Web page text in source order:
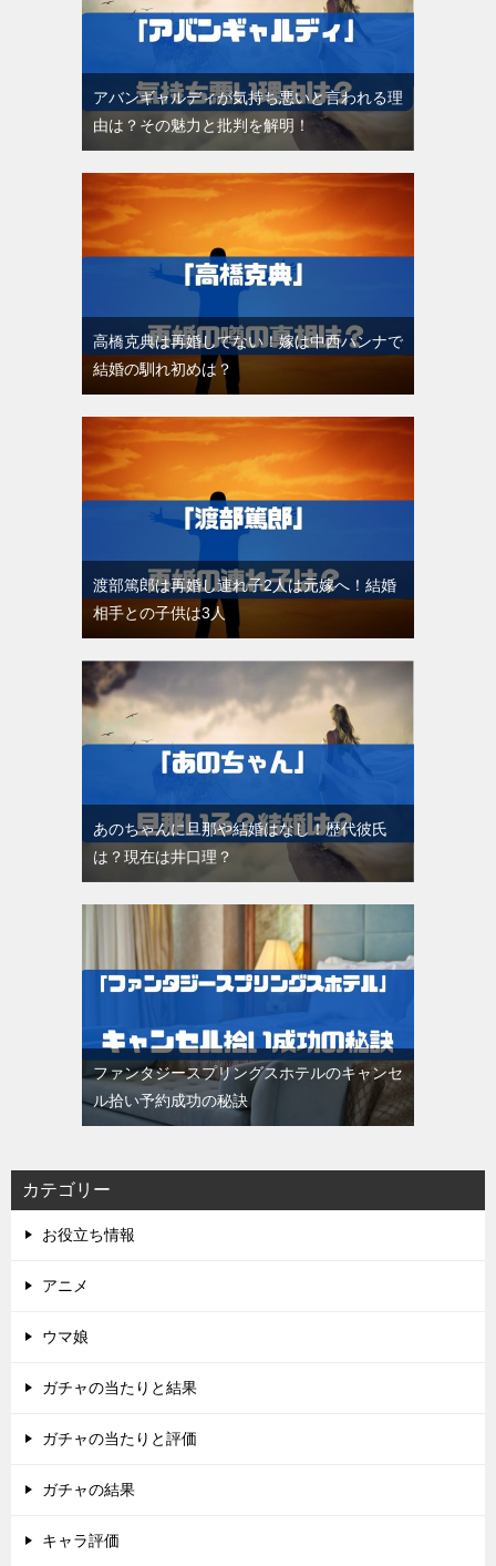
アバンギャルディが気持ち悪いと言われる理
由は？その魅力と批判を解明！
高橋克典は再婚してない！嫁は中西ハンナで
結婚の馴れ初めは？
渡部篤郎は再婚し連れ子2人は元嫁へ！結婚
相手との子供は3人
あのちゃんに旦那や結婚はなし！歴代彼氏
は？現在は井口理？
ファンタジースプリングスホテルのキャンセ
ル拾い予約成功の秘訣
カテゴリー
お役立ち情報
アニメ
ウマ娘
ガチャの当たりと結果
ガチャの当たりと評価
ガチャの結果
キャラ評価